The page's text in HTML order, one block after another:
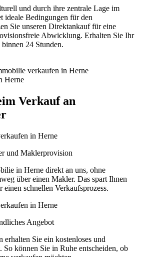
und durch ihre zentrale Lage im
ideale Bedingungen für den
Sie unseren Direktankauf für eine
Abwicklung. Erhalten Sie Ihr
24 Stunden.
Verkauf an
und Maklerprovision
in Herne direkt an uns, ohne
über einen Makler. Das spart Ihnen
schnellen Verkaufsprozess.
Angebot
erhalten Sie ein kostenloses und
können Sie in Ruhe entscheiden, ob